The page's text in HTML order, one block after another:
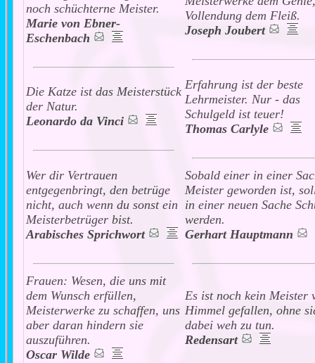
noch schüchterne Meister.
Marie von Ebner-
Eschenbach
Vollendung dem Fleiß.
Joseph Joubert
Die Katze ist das Meisterstück
der Natur.
Leonardo da Vinci
Erfahrung ist der beste
Lehrmeister. Nur - das
Schulgeld ist teuer!
Thomas Carlyle
Wer dir Vertrauen
entgegenbringt, den betrüge
nicht, auch wenn du sonst ein
Meisterbetrüger bist.
Arabisches Sprichwort
Sobald einer in einer
Meister geworden ist,
in einer neuen Sache
werden.
Gerhart Hauptmann
Frauen: Wesen, die uns mit
dem Wunsch erfüllen,
Meisterwerke zu schaffen, uns
aber daran hindern sie
auszuführen.
Oscar Wilde
Es ist noch kein Meister
Himmel gefallen, ohne
dabei weh zu tun.
Redensart